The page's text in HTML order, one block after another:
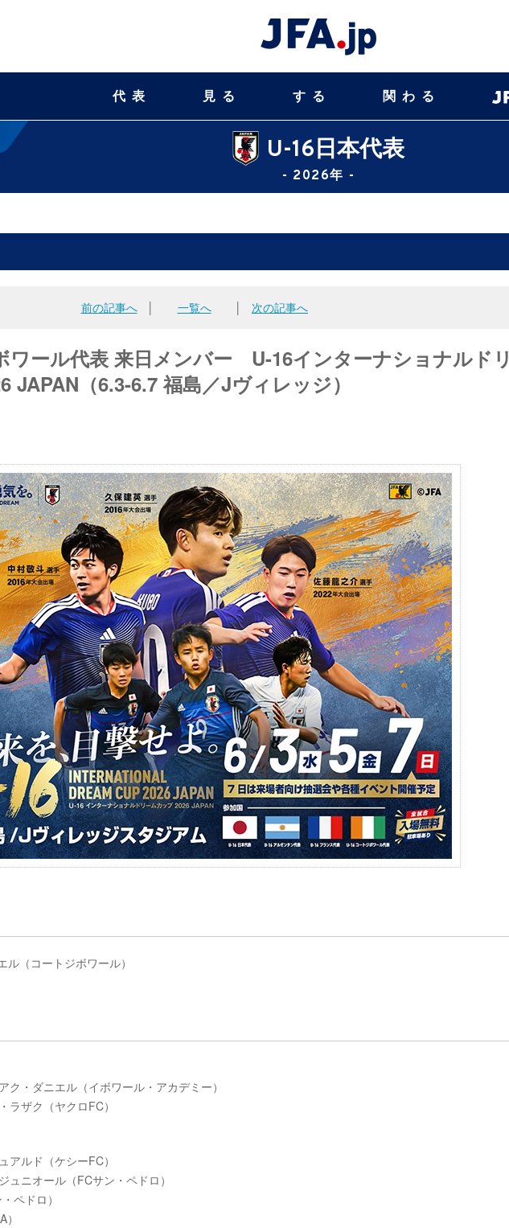
代表 見る する 関わる
U-16日本代表
- 2026年 -
前の記事へ│ 一覧へ 次の記事へ
ワール代表 来日メンバー U-16インターナショナルドリ
JAPAN（6.3-6.7 福島／Jヴィレッジ）
（コートジボワール）
・ダニエル（イボワール・アカデミー）
ザク（ヤクロFC）
ルド（ケシーFC）
ニオール（FCサン・ペドロ）
ペドロ）